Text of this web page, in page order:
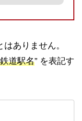
ありません。
道駅名” を表記す